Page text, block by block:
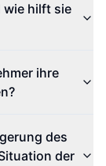
wie hilft sie
ihre
des
der